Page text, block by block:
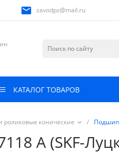
zavodpz@mail.ru
КАТАЛОГ ТОВАРОВ
конические /
А (SKF-